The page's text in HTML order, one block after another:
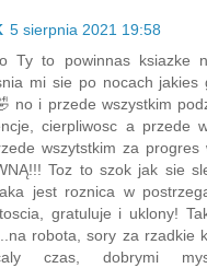
5 sierpnia 2021 19:58
Ty to powinnas ksiazke
mi sie po nocach jakies
no i przede wszystkim
cierpliwosc a przede
wszytstkim za
Toz to szok jak sie
jest roznica w
gratuluje i uklony!
robota, sory za rzadkie
czas, dobrymi